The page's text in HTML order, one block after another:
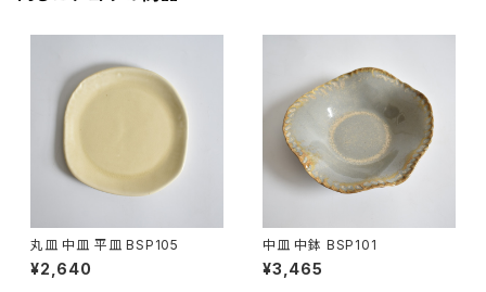
丸皿 中皿 平皿 BSP105
¥2,640
中皿 中鉢 BSP101
¥3,465